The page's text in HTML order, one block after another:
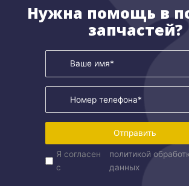
Нужна помощь в
запчастей?
Отправить
Я согласен
с
политикой
данных